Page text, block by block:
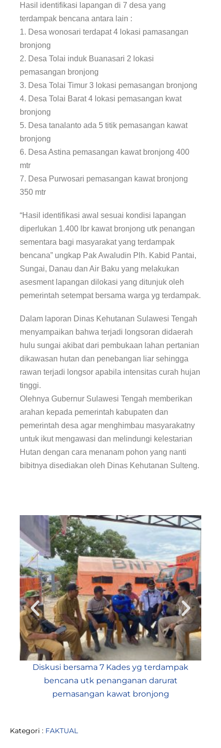
Hasil identifikasi lapangan di 7 desa yang
terdampak bencana antara lain :
1. Desa wonosari terdapat 4 lokasi pamasangan
bronjong
2. Desa Tolai induk Buanasari 2 lokasi
pemasangan bronjong
3. Desa Tolai Timur 3 lokasi pemasangan bronjong
4. Desa Tolai Barat 4 lokasi pemasangan kwat
bronjong
5. Desa tanalanto ada 5 titik pemasangan kawat
bronjong
6. Desa Astina pemasangan kawat bronjong 400
mtr
7. Desa Purwosari pemasangan kawat bronjong
350 mtr
“Hasil identifikasi awal sesuai kondisi lapangan
diperlukan 1.400 lbr kawat bronjong utk penangan
sementara bagi masyarakat yang terdampak
bencana” ungkap Pak Awaludin Plh. Kabid Pantai,
Sungai, Danau dan Air Baku yang melakukan
asesment lapangan dilokasi yang ditunjuk oleh
pemerintah setempat bersama warga yg terdampak.
Dalam laporan Dinas Kehutanan Sulawesi Tengah
menyampaikan bahwa terjadi longsoran didaerah
hulu sungai akibat dari pembukaan lahan pertanian
dikawasan hutan dan penebangan liar sehingga
rawan terjadi longsor apabila intensitas curah hujan
tinggi.
Olehnya Gubernur Sulawesi Tengah memberikan
arahan kepada pemerintah kabupaten dan
pemerintah desa agar menghimbau masyarakatny
untuk ikut mengawasi dan melindungi kelestarian
Hutan dengan cara menanam pohon yang nanti
bibitnya disediakan oleh Dinas Kehutanan Sulteng.
Diskusi bersama 7 Kades yg terdampak
bencana utk penanganan darurat
pemasangan kawat bronjong
Kategori : FAKTUAL